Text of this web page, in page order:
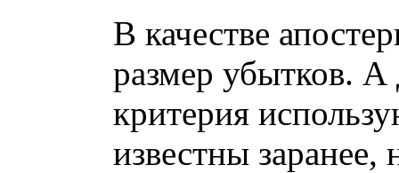
В качестве
размер убытков. А
критерия
известны заранее,